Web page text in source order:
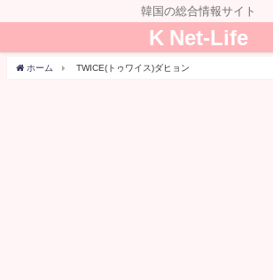
韓国の総合情報サイト
K Net-Life
ホーム TWICE(トゥワイス)ダヒョン